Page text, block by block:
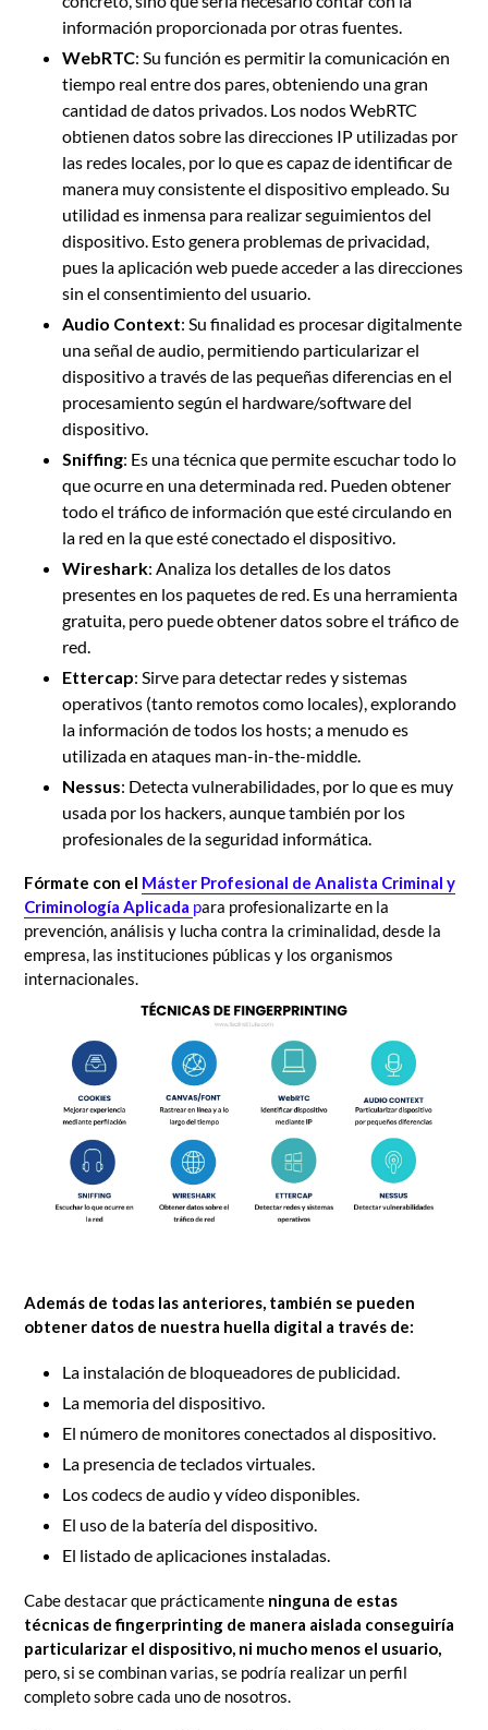
información proporcionada por otras fuentes.
WebRTC: Su función es permitir la comunicación en
tiempo real entre dos pares, obteniendo una gran
cantidad de datos privados. Los nodos WebRTC
obtienen datos sobre las direcciones IP utilizadas por
las redes locales, por lo que es capaz de identificar de
manera muy consistente el dispositivo empleado. Su
utilidad es inmensa para realizar seguimientos del
dispositivo. Esto genera problemas de privacidad,
pues la aplicación web puede acceder a las direcciones
sin el consentimiento del usuario.
Audio Context: Su finalidad es procesar digitalmente
una señal de audio, permitiendo particularizar el
dispositivo a través de las pequeñas diferencias en el
procesamiento según el hardware/software del
dispositivo.
Sniffing: Es una técnica que permite escuchar todo lo
que ocurre en una determinada red. Pueden obtener
todo el tráfico de información que esté circulando en
la red en la que esté conectado el dispositivo.
Wireshark: Analiza los detalles de los datos
presentes en los paquetes de red. Es una herramienta
gratuita, pero puede obtener datos sobre el tráfico de
red.
Ettercap: Sirve para detectar redes y sistemas
operativos (tanto remotos como locales), explorando
la información de todos los hosts; a menudo es
utilizada en ataques man-in-the-middle.
Nessus: Detecta vulnerabilidades, por lo que es muy
usada por los hackers, aunque también por los
profesionales de la seguridad informática.
Fórmate con el Máster Profesional de Analista Criminal y
Criminología Aplicada para profesionalizarte en la
prevención, análisis y lucha contra la criminalidad, desde la
empresa, las instituciones públicas y los organismos
internacionales.
Además de todas las anteriores, también se pueden
obtener datos de nuestra huella digital a través de:
La instalación de bloqueadores de publicidad.
La memoria del dispositivo.
El número de monitores conectados al dispositivo.
La presencia de teclados virtuales.
Los codecs de audio y vídeo disponibles.
El uso de la batería del dispositivo.
El listado de aplicaciones instaladas.
Cabe destacar que prácticamente ninguna de estas
técnicas de fingerprinting de manera aislada conseguiría
particularizar el dispositivo, ni mucho menos el usuario,
pero, si se combinan varias, se podría realizar un perfil
completo sobre cada uno de nosotros.